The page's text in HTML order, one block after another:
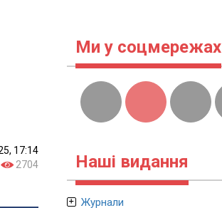
17:14
2704
Ми у соцмережах
Наші видання
Журнали